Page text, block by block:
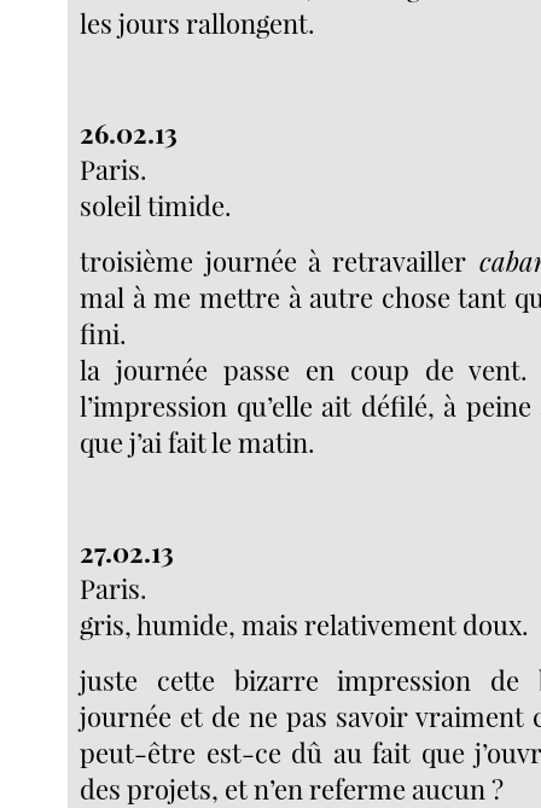
les jours rallongent.
26.02.13
Paris.
soleil timide.
troisième journée à retravailler
mal à me mettre à autre chose tant
fini.
la journée passe en coup de
l’impression qu’elle ait défilé, à
que j’ai fait le matin.
27.02.13
Paris.
gris, humide, mais relativement doux.
juste cette bizarre impression de
journée et de ne pas savoir vraiment
peut-être est-ce dû au fait que
des projets, et n’en referme aucun ?